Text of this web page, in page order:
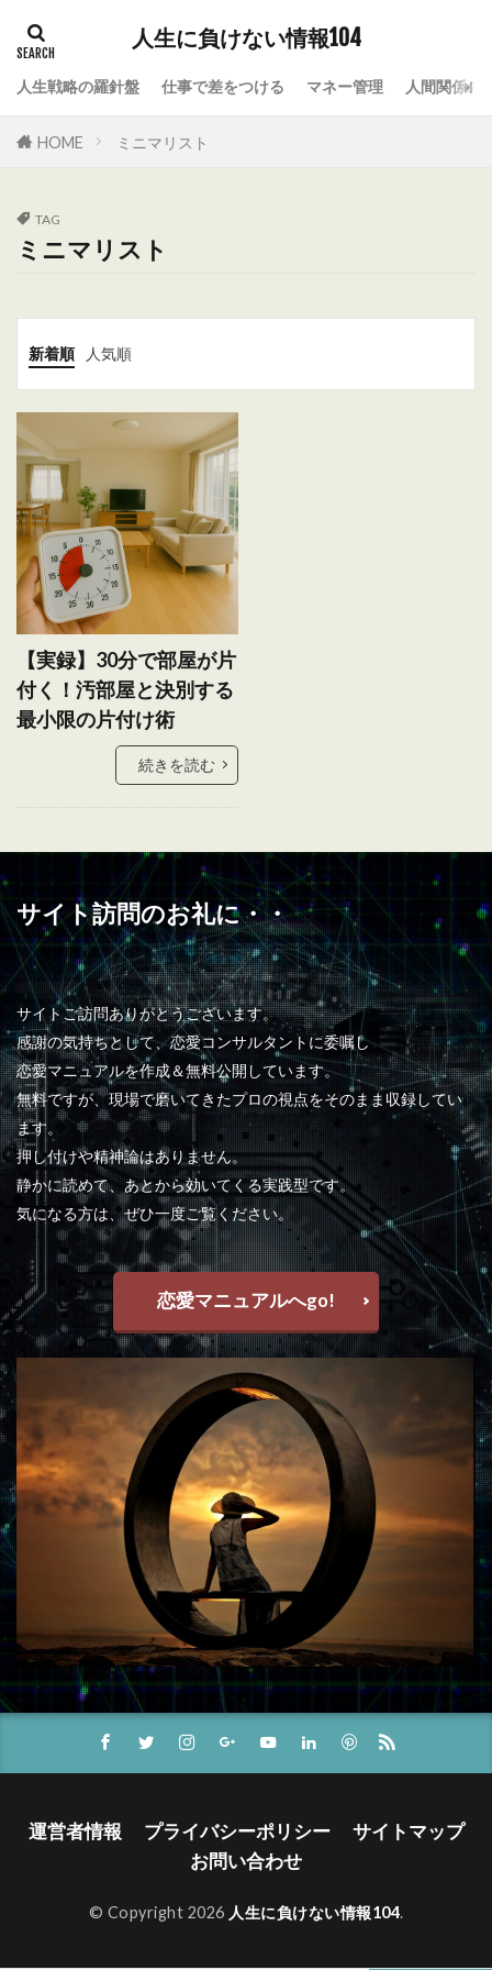
人生に負けない情報104
人生戦略の羅針盤 仕事で差をつける マネー管理 人間関係の
HOME ミニマリスト
TAG
ミニマリスト
新着順 人気順
【実録】30分で部屋が片
付く！汚部屋と決別する
最小限の片付け術
続きを読む
サイト訪問のお礼に・・
サイトご訪問ありがとうございます。
感謝の気持ちとして、恋愛コンサルタントに委嘱し
恋愛マニュアルを作成＆無料公開しています。
無料ですが、現場で磨いてきたプロの視点をそのまま収録してい
ます。
押し付けや精神論はありません。
静かに読めて、あとから効いてくる実践型です。
気になる方は、ぜひ一度ご覧ください。
恋愛マニュアルへgo!
運営者情報 プライバシーポリシー
サイトマップ
お問い合わせ
© Copyright 2026 人生に負けない情報104.